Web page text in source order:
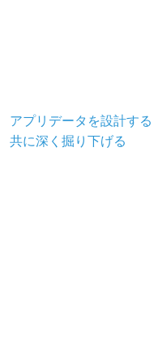
アプリデータを設計す
共に深く掘り下げる